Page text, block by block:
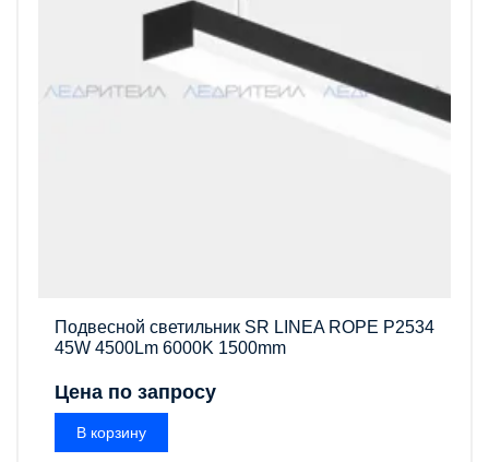
Подвесной светильник SR LINEA ROPE P2534
45W 4500Lm 6000K 1500mm
Цена по запросу
В корзину